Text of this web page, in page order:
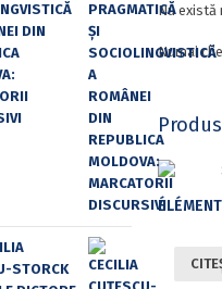
Nu există
Numai
DIN
STORCK